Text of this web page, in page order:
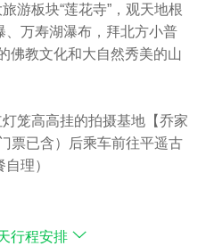
游板块“莲花寺”，观天地根
万寿湖瀑布，拜北方小普
佛教文化和大自然秀美的山
笼高高挂的拍摄基地【乔家
票已含）后乘车前往平遥古
理）
行程安排